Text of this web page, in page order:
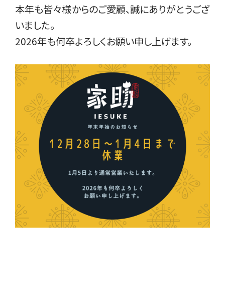
本年も皆々様からのご愛顧、誠にありがとうござ
いました。
2026年も何卒よろしくお願い申し上げます。